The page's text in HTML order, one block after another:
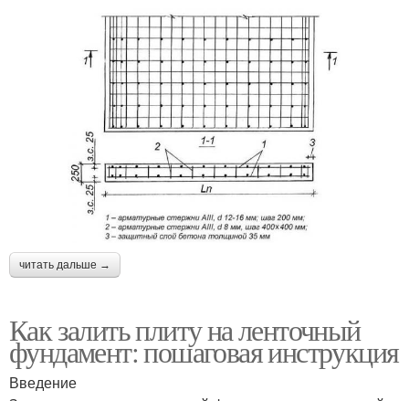
читать дальше →
Как залить плиту на ленточный
фундамент: пошаговая инструкция
Введение